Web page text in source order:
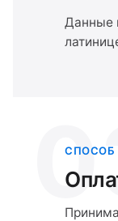
Данные
СПОСОБ